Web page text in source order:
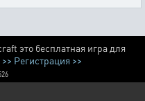
это бесплатная игра для
Регистрация >>